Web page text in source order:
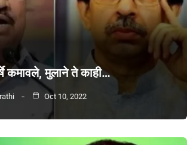
कमावले, मुलाने ते काही…
Oct 10, 2022